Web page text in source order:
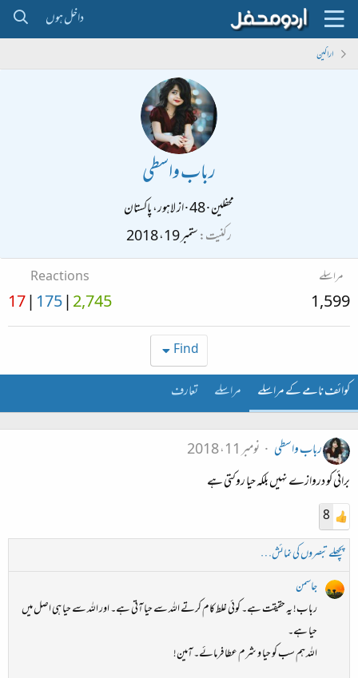
داخل ہوں
اراکین
رباب واسطی
محفلین·
·ازلاہور، پاکستان
رکنیت ستمبر 19، 2018
مراسلے
1,599
Reactions
2,745
175
17
Find
کوائف نامے کے مراسلے مراسلے تعارف
رباب واسطی
نومبر 11، 2018
برائی کو دروازے نہیں بلکہ حیا روکتی ہے
8
پچھلے تبصروں کی نمائش…
جاسمن
رباب! یہ حقیقت ہے۔ کوئی غلط کام کرتے اللہ سے حیا آتی ہے۔ اور اللہ سے حیا ہی اصل میں
حیا ہے۔
اللہ ہم سب کو حیا و شرم عطا فرمائے۔ آمین!